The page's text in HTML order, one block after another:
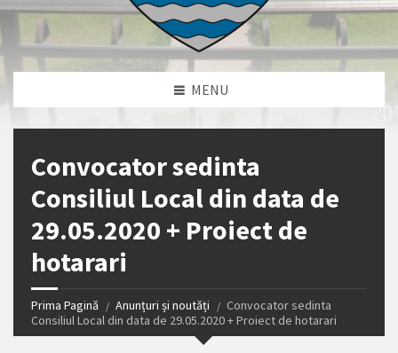
MENU
Convocator sedinta
Consiliul Local din data de
29.05.2020 + Proiect de
hotarari
Prima Pagină Anunțuri și noutăți
Convocator sedinta
Consiliul Local din data de 29.05.2020 + Proiect de hotarari